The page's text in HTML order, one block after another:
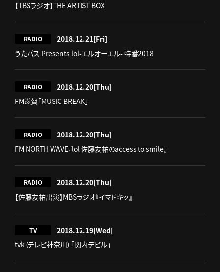
【TBSラジオ】THE ARTIST BOX
RADIO 2018.12.21[Fri]
うたパス Presents lol-エルオーエル- 特番2018
RADIO 2018.12.20[Thu]
FM滋賀「MUSIC BREAK」
RADIO 2018.12.20[Thu]
FM NORTH WAVE『lol 佐藤友祐のaccess to smile』
RADIO 2018.12.20[Thu]
【佐藤友祐出演】MBSラジオ『イマドキッ』
TV 2018.12.19[Wed]
tvk（テレビ神奈川）「関内デビル」